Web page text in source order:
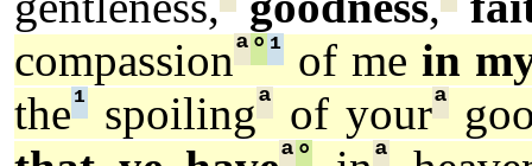
compassionª° ¹ of me in
the¹ spoilingª of yourª
ª° ª